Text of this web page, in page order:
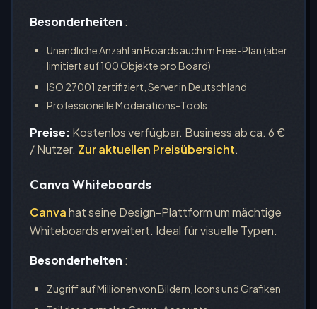
Besonderheiten :
Unendliche Anzahl an Boards auch im Free-Plan (aber
limitiert auf 100 Objekte pro Board)
ISO 27001 zertifiziert, Server in Deutschland
Professionelle Moderations-Tools
Preise: Kostenlos verfügbar. Business ab ca. 6 €
/ Nutzer. Zur aktuellen Preisübersicht.
Canva Whiteboards
Canvahat seine Design-Plattform um mächtige
Whiteboards erweitert. Ideal für visuelle Typen.
Besonderheiten :
Zugriff auf Millionen von Bildern, Icons und Grafiken